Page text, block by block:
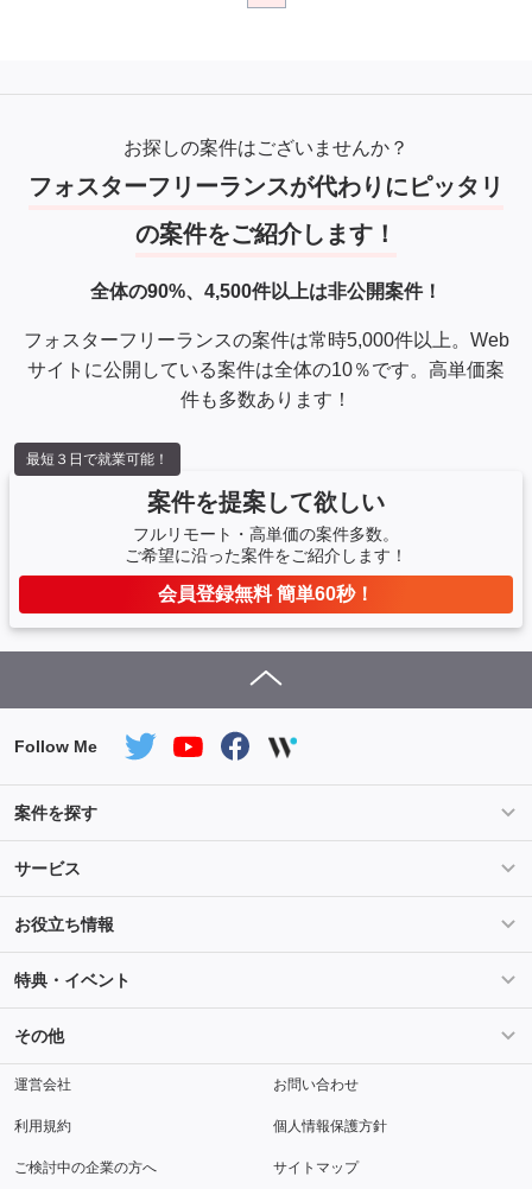
お探しの案件はございませんか？
フォスターフリーランスが代わりにピッタリ
の案件をご紹介します！
全体の90%、4,500件以上は非公開案件！
フォスターフリーランスの案件は常時5,000件以上。Web
サイトに公開している案件は全体の10％です。高単価案
件も多数あります！
案件を提案して欲しい
フルリモート・高単価の案件多数。
ご希望に沿った案件をご紹介します！
会員登録無料 簡単60秒！
最短３日で就業可能！
Follow Me
案件を探す
条件を指定して案件を探す
Salesforce案件特集 AWS案件特集
サービス
サービス紹介
ご登録から参画までの流れ フリーランスの声
お役立ち情報
ライフ
キャリア スキル・テクノロジー
特典・イベント
セミナー
その他
メディアパートナー 採用
運営会社 お問い合わせ
利用規約 個人情報保護方針
ご検討中の企業の方へ サイトマップ